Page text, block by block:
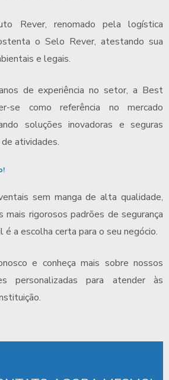
Rever, renomado pela logística
o Selo Rever, atestando sua
e legais.
de experiência no setor, a Best
se como referência no mercado
soluções inovadoras e seguras
atividades.
sem manga de alta qualidade,
mais rigorosos padrões de segurança
é a escolha certa para o seu negócio.
e conheça mais sobre nossos
personalizadas para atender às